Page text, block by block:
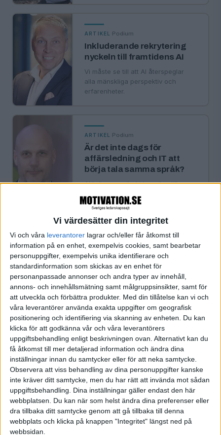
Vi värdesätter din integritet
Vi och våra leverantorer lagrar och/eller får åtkomst till
information på en enhet, exempelvis cookies, samt bearbetar
personuppgifter, exempelvis unika identifierare och
standardinformation som skickas av en enhet för
personanpassade annonser och andra typer av innehåll,
annons- och innehållsmätning samt målgruppsinsikter, samt för
att utveckla och förbättra produkter. Med din tillåtelse kan vi och
våra leverantörer använda exakta uppgifter om geografisk
positionering och identifiering via skanning av enheten. Du kan
klicka för att godkänna vår och våra leverantörers
uppgiftsbehandling enligt beskrivningen ovan. Alternativt kan du
få åtkomst till mer detaljerad information och ändra dina
inställningar innan du samtycker eller för att neka samtycke.
Observera att viss behandling av dina personuppgifter kanske
inte kräver ditt samtycke, men du har rätt att invända mot sådan
uppgiftsbehandling. Dina inställningar gäller endast den här
webbplatsen. Du kan när som helst ändra dina preferenser eller
dra tillbaka ditt samtycke genom att gå tillbaka till denna
webbplats och klicka på knappen "Integritet" längst ned på
webbsidan.
ARTIKEL Podium
Inkluderande rekrytering
nyckeln till framtidens AI
Vi måste se till att AI återspeglar
alla mänskliga perspektiv och
erfarenheter.
ARTIKEL Podium
Är det inte dags för
affärsledning och IT att
börja tala samma språk?
AI kräver en direkt koppling till
tekniska villkoren.
ARTIKEL·Podium
Motivation…
Alla behöver ta ett engagerat
ansvar för helheten för att skapa
hopp, motivation, glädje, framgång
och optimism inför framtiden.
ARTIKEL·Podium
Vem vill köpa en trasig
tennisboll?
Vad är mest åtråvärt – en nypolerad
Tesla eller en rostig Volvo V70 med
en intakt manuell växellåda?